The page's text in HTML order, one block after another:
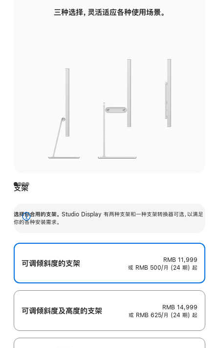
三种选择，灵活适应各种使用场景。
支架
选择你合用的支架。 Studio Display 有两种支架和一种支架转换器可选，以满足
你的各种安装需求。
展
可调倾斜度的支架
RMB 11,999
或 RMB 500/月 (24 期) 起
可调倾斜度及高‍度的支‍架
RMB 14,999
或 RMB 625/月 (24 期) 起